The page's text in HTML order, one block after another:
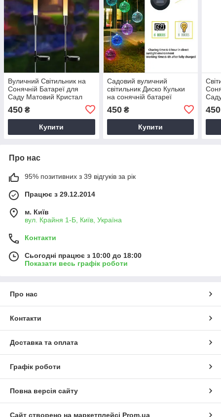
Вуличний Світильник на
Сонячній Батареї для
Саду Матовий Кристал
450 ₴
Купити
Садовий вуличний
світильник Диско Кульки
на сонячній батареї
450₴
Купити
450
Про нас
95% позитивних з 39 відгуків за рік
Працює з 29.12.2014
м. Київ
вул. Крайня 1-Б, Київ, Україна
Контакти
Сьогодні працює з 10:00 до 18:00
Показати весь графік роботи
Про нас
Контакти
Доставка та оплата
Графік роботи
Повна версія сайту
Сайт створено на маркетплейсі Prom.ua